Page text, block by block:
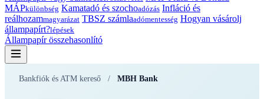
MÁPkülönbség Kamatadó és szochoadózás Infláció és
reálhozammagyarázat TBSZ számlaadómentesség Hogyan vásárolj
állampapírt?lépések
Állampapír összehasonlító
Bankfiók és ATM kereső / MBH Bank